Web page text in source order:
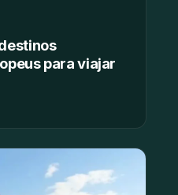
para viajar